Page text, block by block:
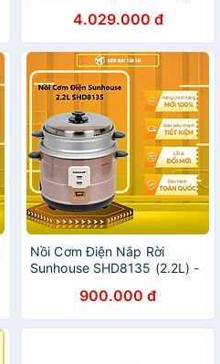
4.029.000 đ
Nồi Cơm Điện Nắp Rời
Sunhouse SHD8135 (2.2L) -
900.000 đ